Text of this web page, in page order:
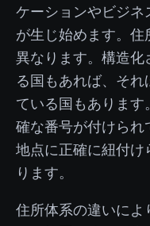
ケーションやビジネ
が生じ始めます。住
異なります。構造化
る国もあれば、それ
ている国もあります
確な番号が付けられ
地点に正確に紐付け
ります。
住所体系の違いによ